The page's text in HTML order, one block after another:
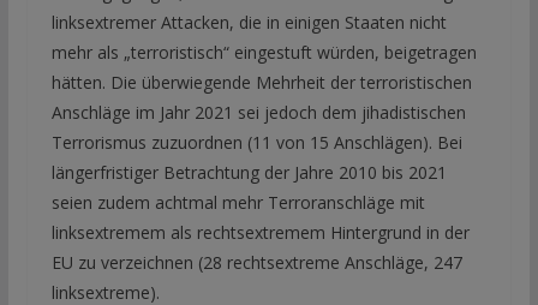
linksextremer Attacken, die in einigen Staaten nicht
mehr als „terroristisch“ eingestuft würden, beigetragen
hätten. Die überwiegende Mehrheit der terroristischen
Anschläge im Jahr 2021 sei jedoch dem jihadistischen
Terrorismus zuzuordnen (11 von 15 Anschlägen). Bei
längerfristiger Betrachtung der Jahre 2010 bis 2021
seien zudem achtmal mehr Terroranschläge mit
linksextremem als rechtsextremem Hintergrund in der
EU zu verzeichnen (28 rechtsextreme Anschläge, 247
linksextreme).